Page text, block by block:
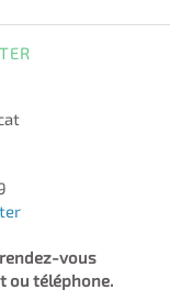
vous
ou téléphone.